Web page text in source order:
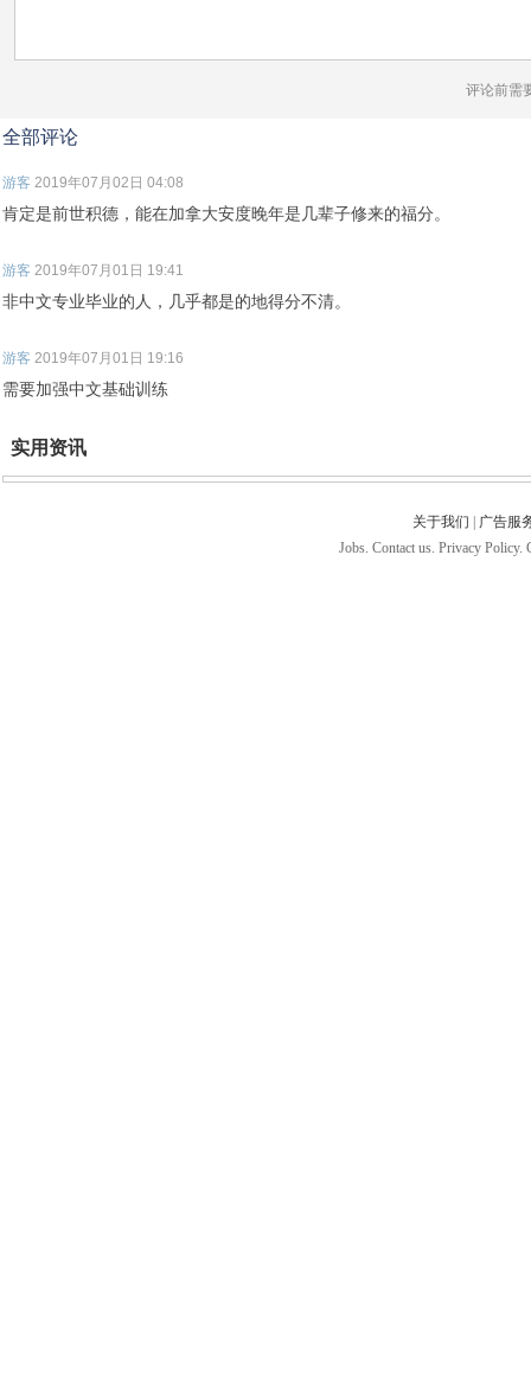
评论前需
全部评论
游客 2019年07月02日 04:08
肯定是前世积德，能在加拿大安度晚年是几辈子修来的福分。
游客 2019年07月01日 19:41
非中文专业毕业的人，几乎都是的地得分不清。
游客 2019年07月01日 19:16
需要加强中文基础训练
实用资讯
关于我们
广告服
Jobs. Contact us. Privacy